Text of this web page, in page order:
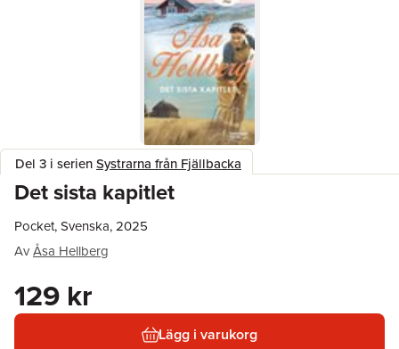
Del 3 i serienSystrarna från Fjällbacka
Det sista kapitlet
Pocket, Svenska, 2025
AvÅsa Hellberg
129 kr
Lägg i varukorg